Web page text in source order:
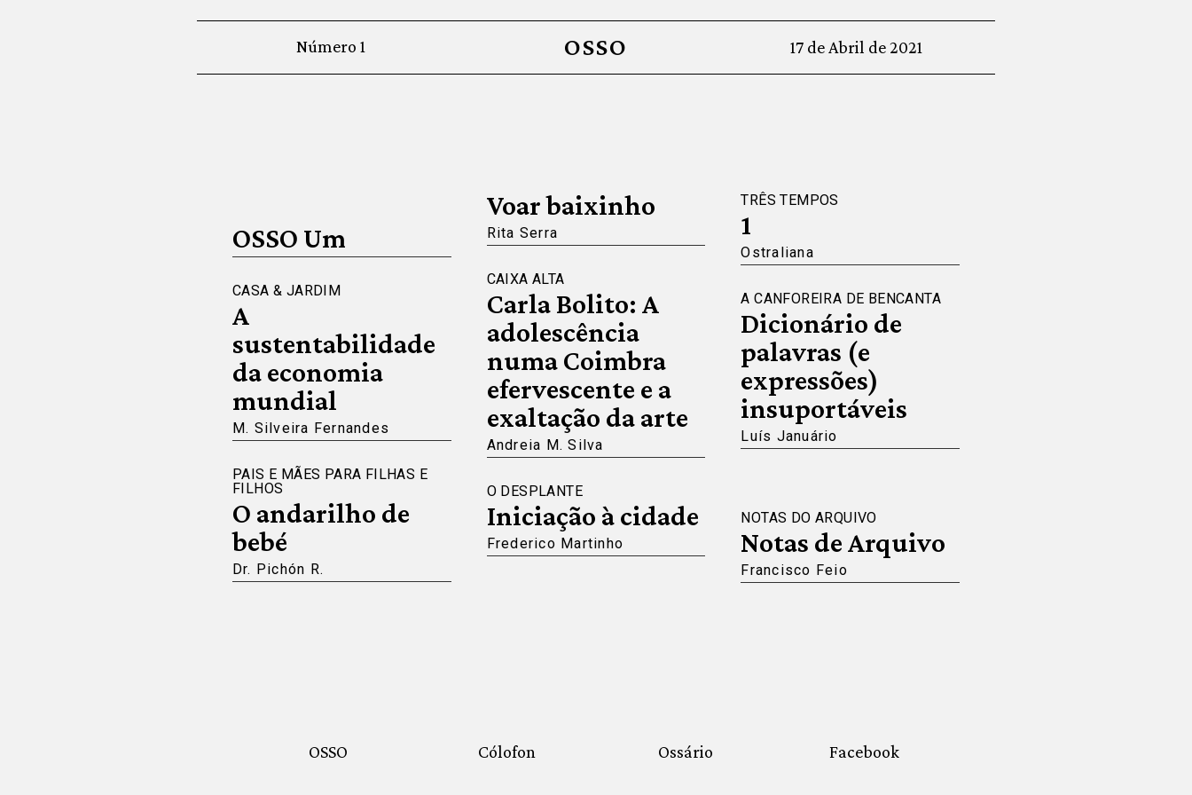
Número 1 OSSO 17 de Abril de 2021
OSSO Um
CASA & JARDIM
A
sustentabilidade
da economia
mundial
M. Silveira Fernandes
PAIS E MÃES PARA FILHAS E
FILHOS
O andarilho de
bebé
Dr. Pichón R.
Voar baixinho
Rita Serra
CAIXA ALTA
Carla Bolito: A
adolescência
numa Coimbra
efervescente e a
exaltação da arte
Andreia M. Silva
O DESPLANTE
Iniciação à cidade
Frederico Martinho
TRÊS TEMPOS
1
Ostraliana
A CANFOREIRA DE BENCANTA
Dicionário de
palavras (e
expressões)
insuportáveis
Luís Januário
NOTAS DO ARQUIVO
Notas de Arquivo
Francisco Feio
OSSO Cólofon Ossário Facebook